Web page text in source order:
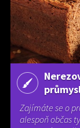
Zajímáte se o
alespoň občas